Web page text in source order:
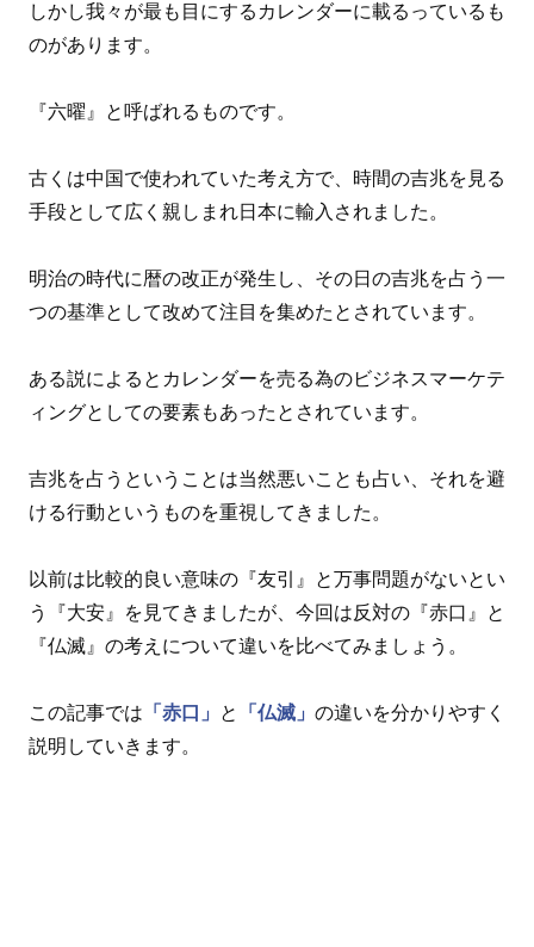
しかし我々が最も目にするカレンダーに載るっているも
のがあります。
『六曜』と呼ばれるものです。
古くは中国で使われていた考え方で、時間の吉兆を見る
手段として広く親しまれ日本に輸入されました。
明治の時代に暦の改正が発生し、その日の吉兆を占う一
つの基準として改めて注目を集めたとされています。
ある説によるとカレンダーを売る為のビジネスマーケテ
ィングとしての要素もあったとされています。
吉兆を占うということは当然悪いことも占い、それを避
ける行動というものを重視してきました。
以前は比較的良い意味の『友引』と万事問題がないとい
う『大安』を見てきましたが、今回は反対の『赤口』と
『仏滅』の考えについて違いを比べてみましょう。
この記事では 「赤口」 と 「仏滅」 の違いを分かりやすく
説明していきます。